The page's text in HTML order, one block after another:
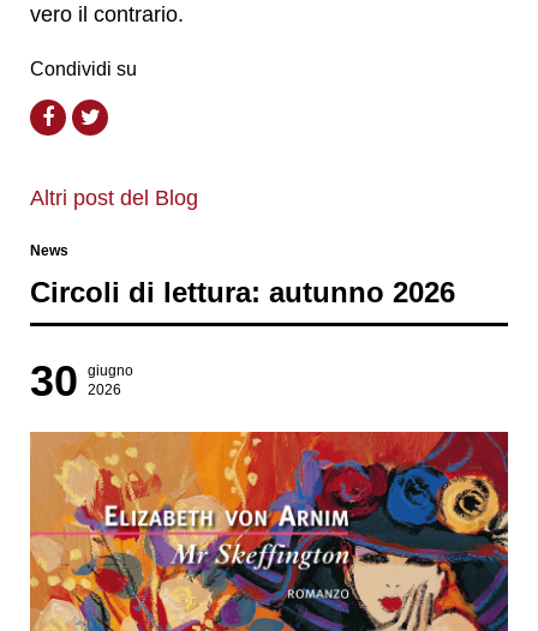
vero il contrario.
Condividi su
Altri post del Blog
News
Circoli di lettura: autunno 2026
30
giugno
2026